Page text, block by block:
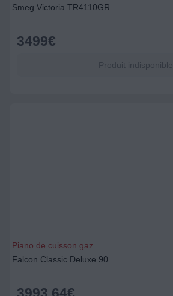
Smeg Victoria TR4110GR
3499€
Produit indisponible
Piano de cuisson gaz
Falcon Classic Deluxe 90